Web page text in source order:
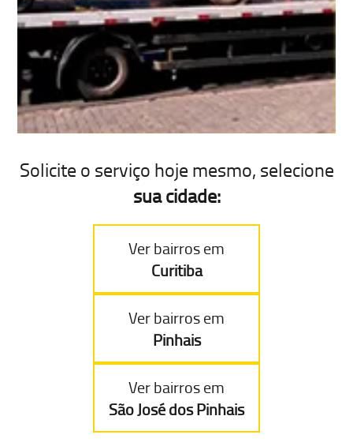
Solicite o serviço hoje mesmo, selecione
sua cidade:
Ver bairros em
Curitiba
Ver bairros em
Pinhais
Ver bairros em
São José dos Pinhais